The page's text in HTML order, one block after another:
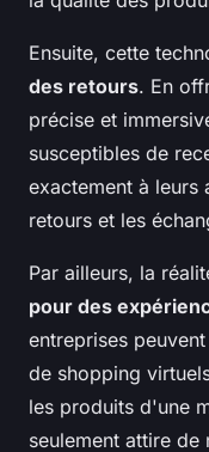
Ensuite, cette
des retours. En
précise et
susceptibles de
exactement à leurs
retours et les
Par ailleurs, la
pour des
entreprises
de shopping
les produits d'une
seulement attire